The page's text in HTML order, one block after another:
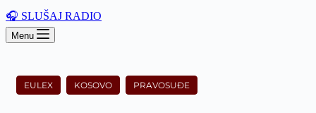
🎧 SLUŠAJ RADIO
Menu
EULEX KOSOVO PRAVOSUĐE